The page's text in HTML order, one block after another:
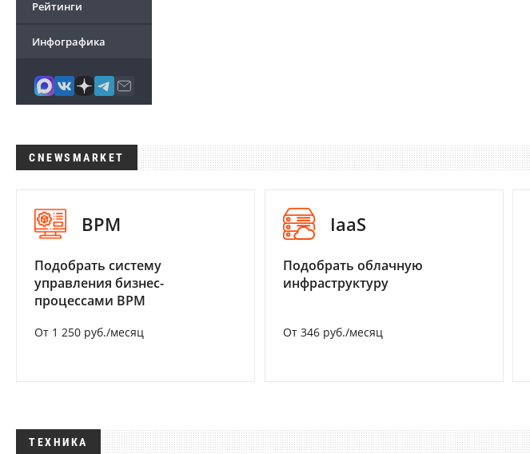
Рейтинги
Инфографика
CNEWSMARKET
BPM
Подобрать систему
управления бизнес-
процессами BPM
От 1 250 руб./месяц
IaaS
Подобрать облачную
инфраструктуру
От 346 руб./месяц
ТЕХНИКА